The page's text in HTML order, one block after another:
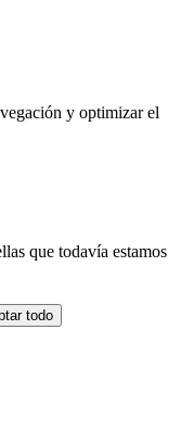
y optimizar el
que todavía estamos
todo